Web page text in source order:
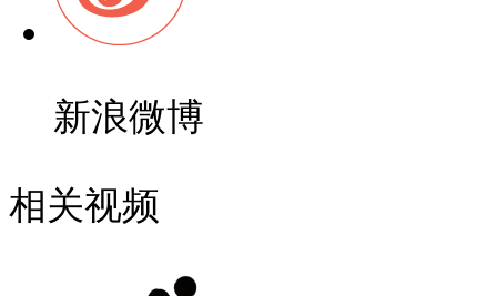
新浪微博
相关视频